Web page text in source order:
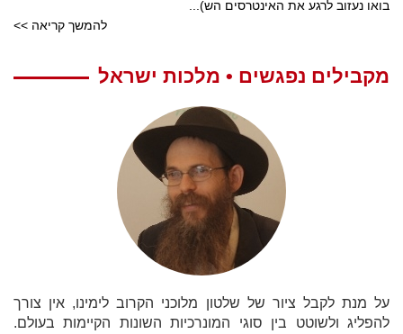
בואו נעזוב לרגע את האינטרסים הש)...
להמשך קריאה >>
מקבילים נפגשים • מלכות ישראל
על מנת לקבל ציור של שלטון מלוכני הקרוב לימינו, אין צורך
להפליג ולשוטט בין סוגי המונרכיות השונות הקיימות בעולם.